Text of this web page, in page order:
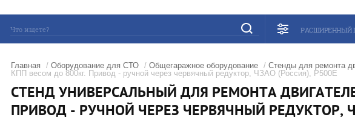
РАСШИРЕННЫЙ
Главная / Оборудование для СТО / Общегаражное оборудование / Стенды для ремонта
КПП весом до 800кг. Привод - ручной через червячный редуктор, ЧЗАО (Россия), Р500Е
СТЕНД УНИВЕРСАЛЬНЫЙ ДЛЯ РЕМОНТА
ПРИВОД - РУЧНОЙ ЧЕРЕЗ ЧЕРВЯЧНЫЙ РЕДУКТОР,